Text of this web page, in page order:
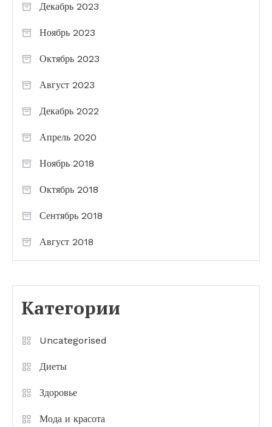
Декабрь 2023
Ноябрь 2023
Октябрь 2023
Август 2023
Декабрь 2022
Апрель 2020
Ноябрь 2018
Октябрь 2018
Сентябрь 2018
Август 2018
Категории
Uncategorised
Диеты
Здоровье
Мода и красота